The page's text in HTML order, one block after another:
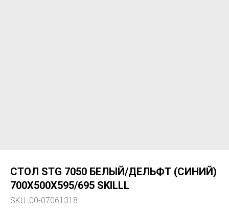
СТОЛ STG 7050 БЕЛЫЙ/ДЕЛЬФТ (СИНИЙ)
700Х500Х595/695 SKILLL
SKU: 00-07061318